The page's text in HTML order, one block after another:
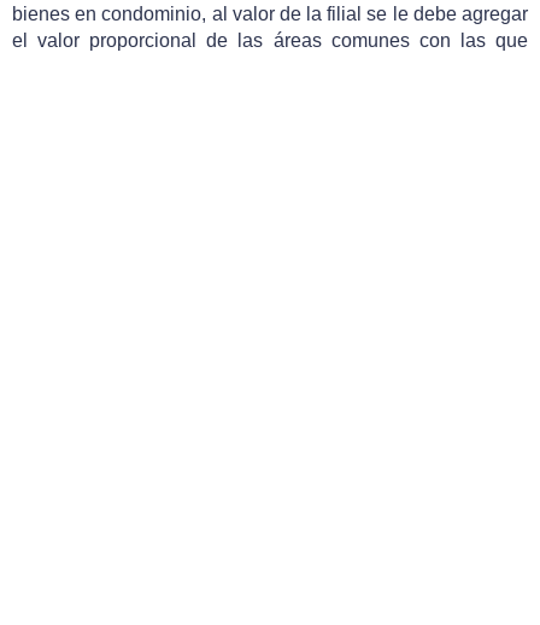
bienes en condominio, al valor de la filial se le debe agregar
el valor proporcional de las áreas comunes con las que